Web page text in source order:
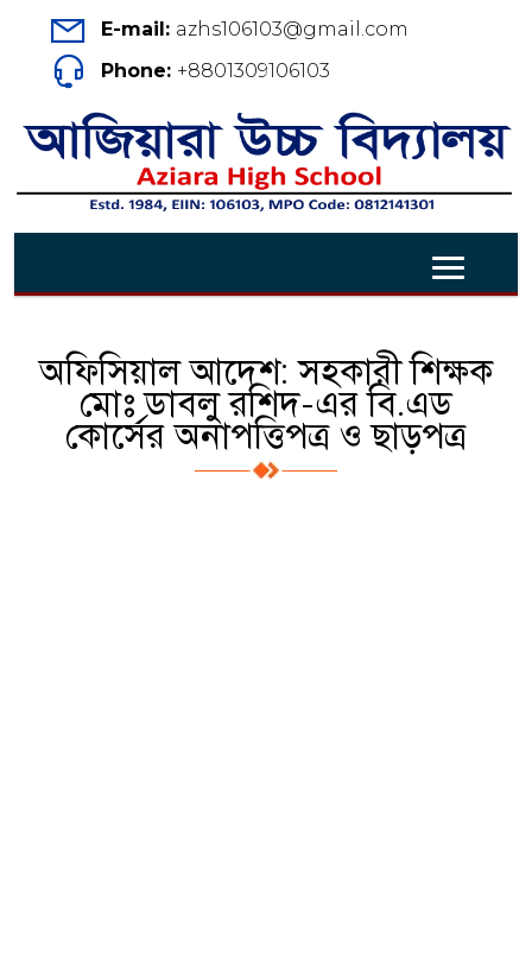
E-mail: azhs106103@gmail.com
Phone: +8801309106103
অফিসিয়াল আদেশ: সহকারী শিক্ষক
মোঃ ডাবলু রশিদ-এর বি.এড
কোর্সের অনাপত্তিপত্র ও ছাড়পত্র